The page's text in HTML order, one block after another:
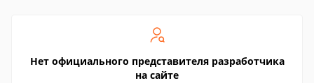
Нет официального представителя разработчика
на сайте